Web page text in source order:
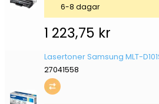
1 223,75 kr
6-8 dagar
Lasertoner Samsung MLT-
27041558